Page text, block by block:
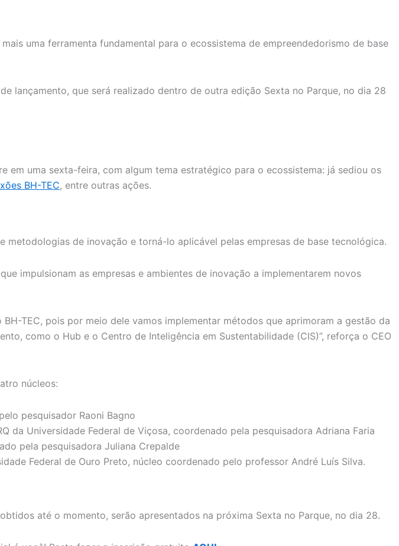
mais uma ferramenta fundamental para o ecossistema de empreendedorismo de base
lançamento, que será realizado dentro de outra edição Sexta no Parque, no dia 28
em uma sexta-feira, com algum tema estratégico para o ecossistema: já sediou os
BH-TEC, entre outras ações.
de inovação e torná-lo aplicável pelas empresas de base tecnológica.
impulsionam as empresas e ambientes de inovação a implementarem novos
TEC, pois por meio dele vamos implementar métodos que aprimoram a gestão da
como o Hub e o Centro de Inteligência em Sustentabilidade (CIS)”, reforça o CEO
núcleos:
pesquisador Raoni Bagno
da Universidade Federal de Viçosa, coordenado pela pesquisadora Adriana Faria
pela pesquisadora Juliana Crepalde
Federal de Ouro Preto, núcleo coordenado pelo professor André Luís Silva.
até o momento, serão apresentados na próxima Sexta no Parque, no dia 28.